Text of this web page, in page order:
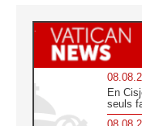
En
seuls